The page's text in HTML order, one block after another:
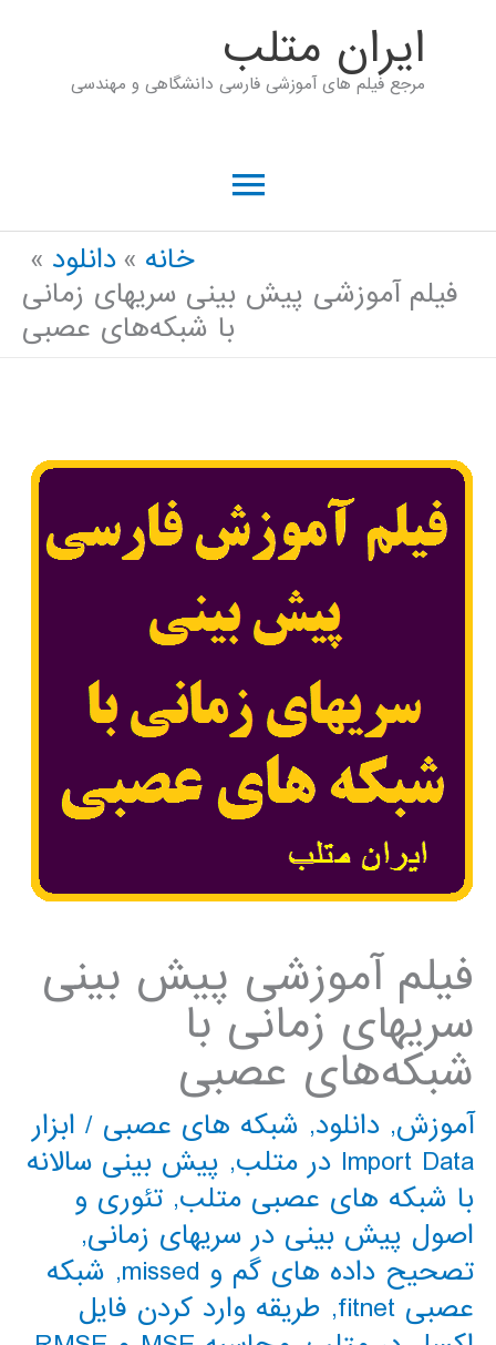
ايران متلب
مرجع فیلم های آموزشی فارسی دانشگاهی و مهندسی
فهرست
اصلیخانه
دانلود
فیلم آموزشی پیش بینی سریهای زمانی
با شبکه‌های عصبی
فیلم آموزشی پیش بینی
سریهای زمانی با
شبکه‌های عصبی
آموزش, دانلود, شبکه های عصبی / ابزار
Import Data در متلب
, پیش بینی سالانه
با شبکه های عصبی متلب, تئوری و
اصول پیش بینی در سریهای زمانی,
تصحیح داده های گم و missed
, شبکه
عصبی fitnet
, طریقه وارد کردن فایل